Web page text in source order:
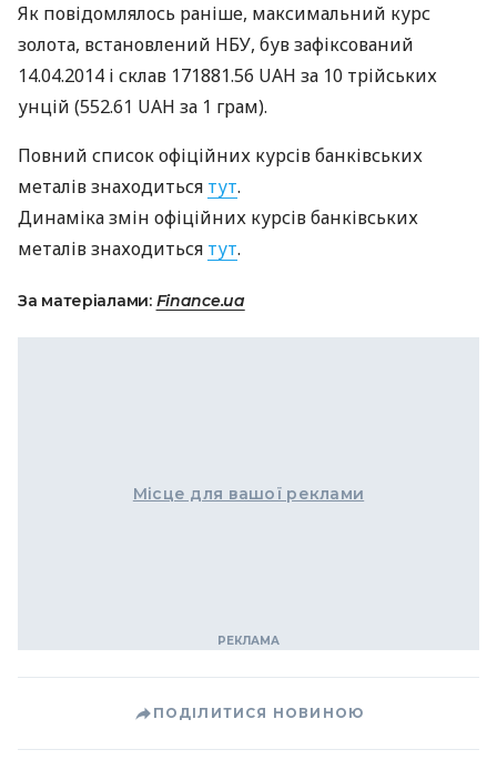
Як повідомлялось раніше, максимальний курс
золота, встановлений НБУ, був зафіксований
14.04.2014 і склав 171881.56 UAH за 10 трiйських
унцій (552.61 UAH за 1 грам).
Повний список офіційних курсів банківських
металів знаходиться тут.
Динаміка змін офіційних курсів банківських
металів знаходиться тут.
За матеріалами: Finance.ua
Місце для вашої реклами
ПОДІЛИТИСЯ НОВИНОЮ